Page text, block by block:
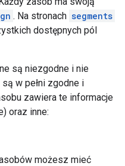
. Na stronach segments
dostępnych pól
są niezgodne i nie
w pełni zgodne i
zawiera te informacje
oraz inne:
możesz mieć